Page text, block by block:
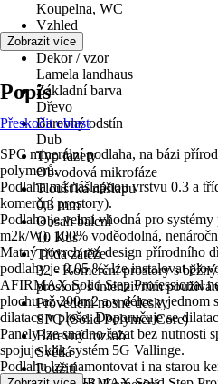
Koupelna, WC
Vzhled
Dřevo
Dekor / vzor
Lamela landhaus
Základní barva
Dřevo
Barevný odstín
Dub
Typ fazety
Obvodová mikrofáze
Tloušťka nášlapu
0,3 mm
Obsah balení
10 Kus
Třída zátěže
32 - Komerční prostory s
prostory s intenzivním
Provedení nosné desky
SPC (Solid Polymer Core)
Barevný rozsah
Světlá
Použití
Zobrazit více
Popis
Přeskočit oblast
SPC minerální podlaha, na bázi
polymerů.
Podlaha má nášlapnou vrstvu 0.3 a
komerční prostory).
Podlaha je velmi vhodná pro
m2k/W), 100% voděodolná,
Matný povrch má design přírodního
podlahy je 0,05 %, lze instalovat
AFIRMAX Solid Step Professional
plochu až 200m2 a v délce v jednom
dilatace v ploše. Doporučuje se
Panely lze snadno řezat bez nutnosti
spojuje klik systém 5G Vallinge.
Podlahu lze namontovat i na starou